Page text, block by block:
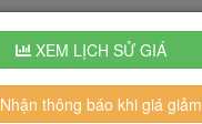
XEM LỊCH SỬ GIÁ
Nhận thông báo khi giá giảm